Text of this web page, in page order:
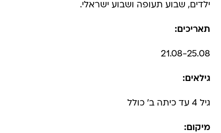
ילדים, שבוע תעופה ושבוע ישראלי.
תאריכים:
21.08-25.08
גילאים:
גיל 4 עד כיתה ב' כולל
מיקום: